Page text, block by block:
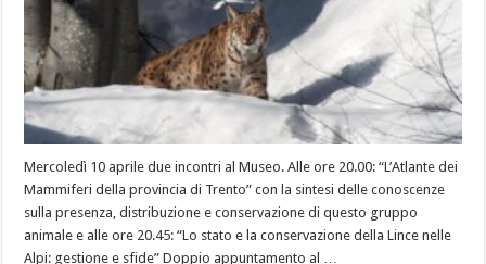
Mercoledì 10 aprile due incontri al Museo. Alle ore 20.00: “L’Atlante dei
Mammiferi della provincia di Trento” con la sintesi delle conoscenze
sulla presenza, distribuzione e conservazione di questo gruppo
animale e alle ore 20.45: “Lo stato e la conservazione della Lince nelle
Alpi: gestione e sfide” Doppio appuntamento al …